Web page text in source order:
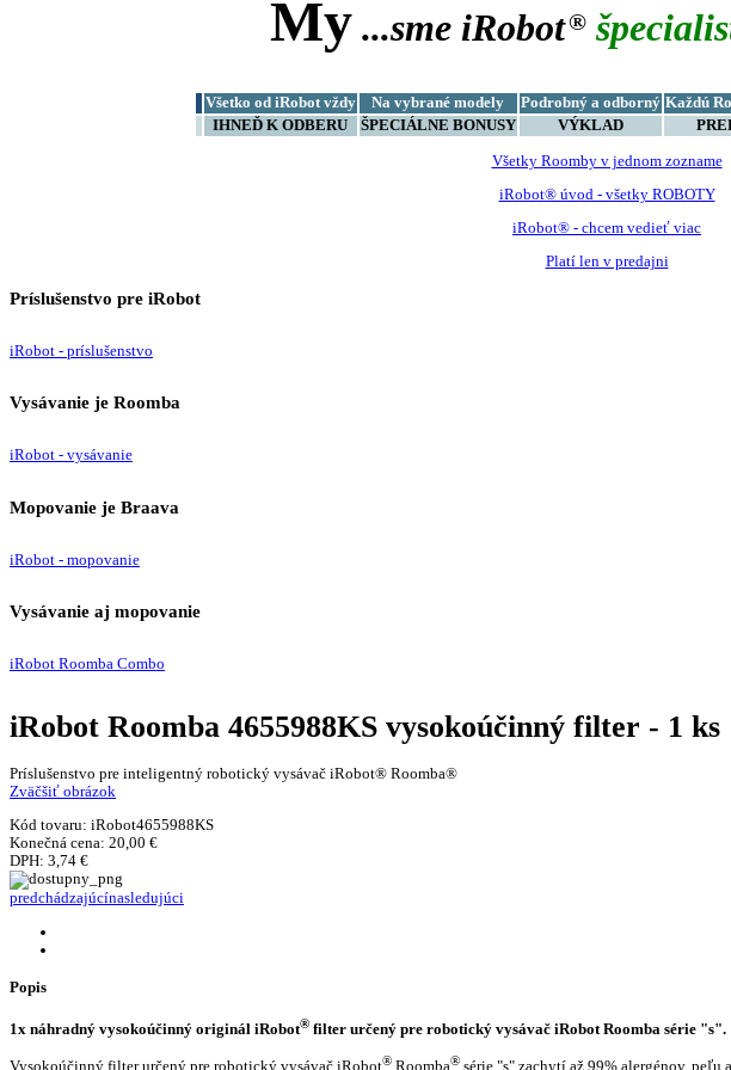
My ...sme iRobot®
Všetko od iRobot vždy Na vybrané modely Podrobný a odborný Každú
IHNEĎ K ODBERU
ŠPECIÁLNE BONUSY VÝKLAD
Všetky Roomby v jednom zozname
iRobot® úvod - všetky ROBOTY
iRobot® - chcem vedieť viac
Platí len v predajni
Príslušenstvo pre iRobot
iRobot - príslušenstvo
Vysávanie je Roomba
iRobot - vysávanie
Mopovanie je Braava
iRobot - mopovanie
Vysávanie aj mopovanie
iRobot Roomba Combo
iRobot Roomba 4655988KS vysokoúčinný filter - 1 ks
Príslušenstvo pre inteligentný robotický vysávač iRobot® Roomba®
Zväčšiť obrázok
Kód tovaru: iRobot4655988KS
Konečná cena: 20,00 €
DPH: 3,74 €
predchádzajúcínasledujúci
Popis
1x náhradný vysokoúčinný originál iRobot® filter určený pre robotický vysávač iRobot Roomba série "s".
Vysokoúčinný filter určený pre robotický vysávač iRobot® Roomba® série "s" zachytí až 99% alergénov,